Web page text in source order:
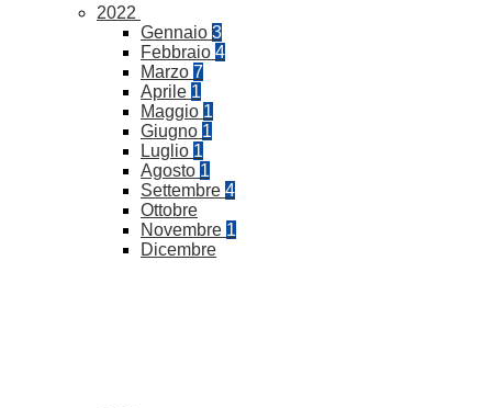
2022
Gennaio 3
Febbraio 4
Marzo 7
Aprile 1
Maggio 1
Giugno 1
Luglio 1
Agosto 1
Settembre 4
Ottobre
Novembre 1
Dicembre